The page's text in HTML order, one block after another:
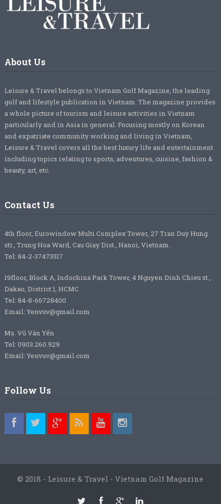
About Us
Leisure & Travel belongs to Vietnam Golf Magazine, the leading
golf and lifestyle publication in Vietnam. The magazine provides
a whole picture of tourism and leisure activities in Vietnam
particularly and in Asia in general. Focusing mostly on Korean
and expatriate community working and living in Vietnam,
Leisure & Travel covers all the best luxury life and entertainment
including topics relating to sports, adventures, cuisine, fashion &
beauty, art, etc.
Contact Us
4th floor, Eurowindow Multi Complex Tower, 27 Tran Duy Hung
str., Trung Hoa Ward, Cau Giay Dist., Hanoi, Vietnam.
Tel: 84-2-37473517
19floor, Block A, Indochina Park Tower, 4 Nguyen Dinh Chieu st.,
Dakao, District 1, HCMC
Tel: 84-8-66728400
Email: Yenvuv@gmail.com
Ms. Vũ Vân Yến
Tel: 0903.260.929
Email: Yenvuv@gmail.com
Follow Us
© 2018 - Leisure & Travel - Vietnam Golf Magazine